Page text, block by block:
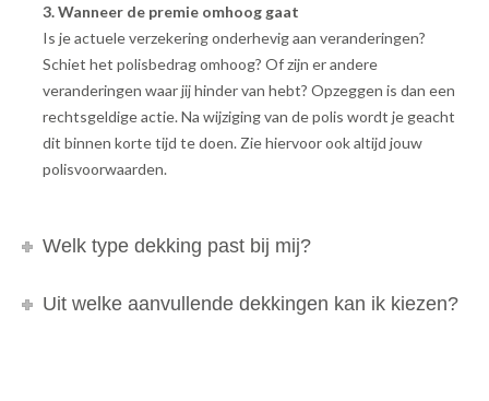
3. Wanneer de premie omhoog gaat
Is je actuele verzekering onderhevig aan veranderingen?
Schiet het polisbedrag omhoog? Of zijn er andere
veranderingen waar jij hinder van hebt? Opzeggen is dan een
rechtsgeldige actie. Na wijziging van de polis wordt je geacht
dit binnen korte tijd te doen. Zie hiervoor ook altijd jouw
polisvoorwaarden.
Welk type dekking past bij mij?
Uit welke aanvullende dekkingen kan ik kiezen?